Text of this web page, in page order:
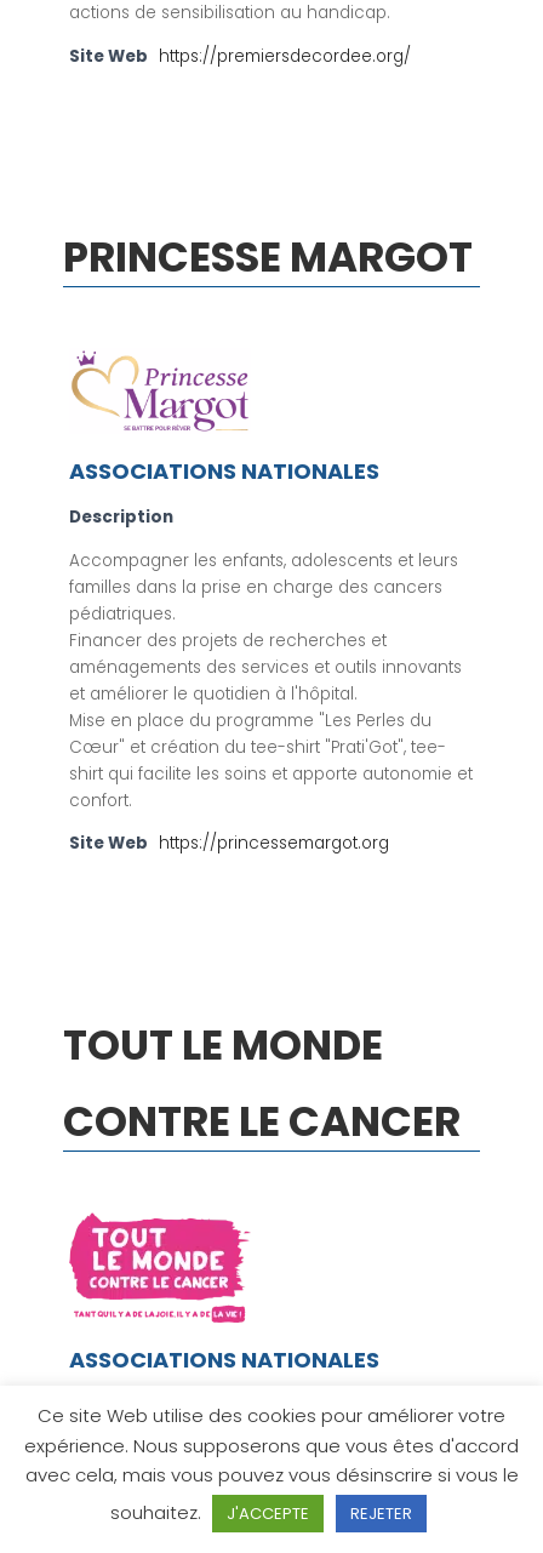
actions de sensibilisation au handicap.
Site Web https://premiersdecordee.org/
PRINCESSE MARGOT
ASSOCIATIONS NATIONALES
Description
Accompagner les enfants, adolescents et leurs
familles dans la prise en charge des cancers
pédiatriques.
Financer des projets de recherches et
aménagements des services et outils innovants
et améliorer le quotidien à l'hôpital.
Mise en place du programme "Les Perles du
Cœur" et création du tee-shirt "Prati'Got", tee-
shirt qui facilite les soins et apporte autonomie et
confort.
Site Web https://princessemargot.org
TOUT LE MONDE
CONTRE LE CANCER
ASSOCIATIONS NATIONALES
Description
L’association Tout le monde contre le cancer a
été créée en 2005 sous l’impulsion de Nicolas
Rossignol, journaliste à TF1, lorsqu’il réalise un
reportage sur un enfant malade du cancer.
Ce site Web utilise des cookies pour améliorer votre
expérience. Nous supposerons que vous êtes d'accord
avec cela, mais vous pouvez vous désinscrire si vous le
souhaitez.
J'ACCEPTE REJETER